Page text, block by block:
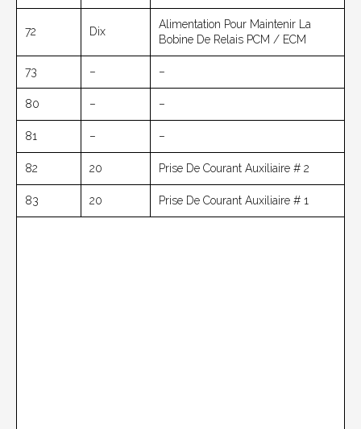
72 Dix
Alimentation Pour Maintenir La
Bobine De Relais PCM / ECM
73 – –
80 – –
81 – –
82 20 Prise De Courant Auxiliaire # 2
83 20 Prise De Courant Auxiliaire # 1